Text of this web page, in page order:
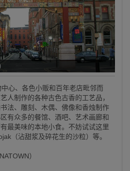
心、各色小贩和百年老店毗邻而
人制作的各种古色古香的工艺品，
法、雕刻、木偶、佛像和香烛制作
有众多的餐馆、酒吧、艺术画廊和
最美味的本地小食。不妨试试这里
（沾甜浆及碎花生的沙粒）等。
）